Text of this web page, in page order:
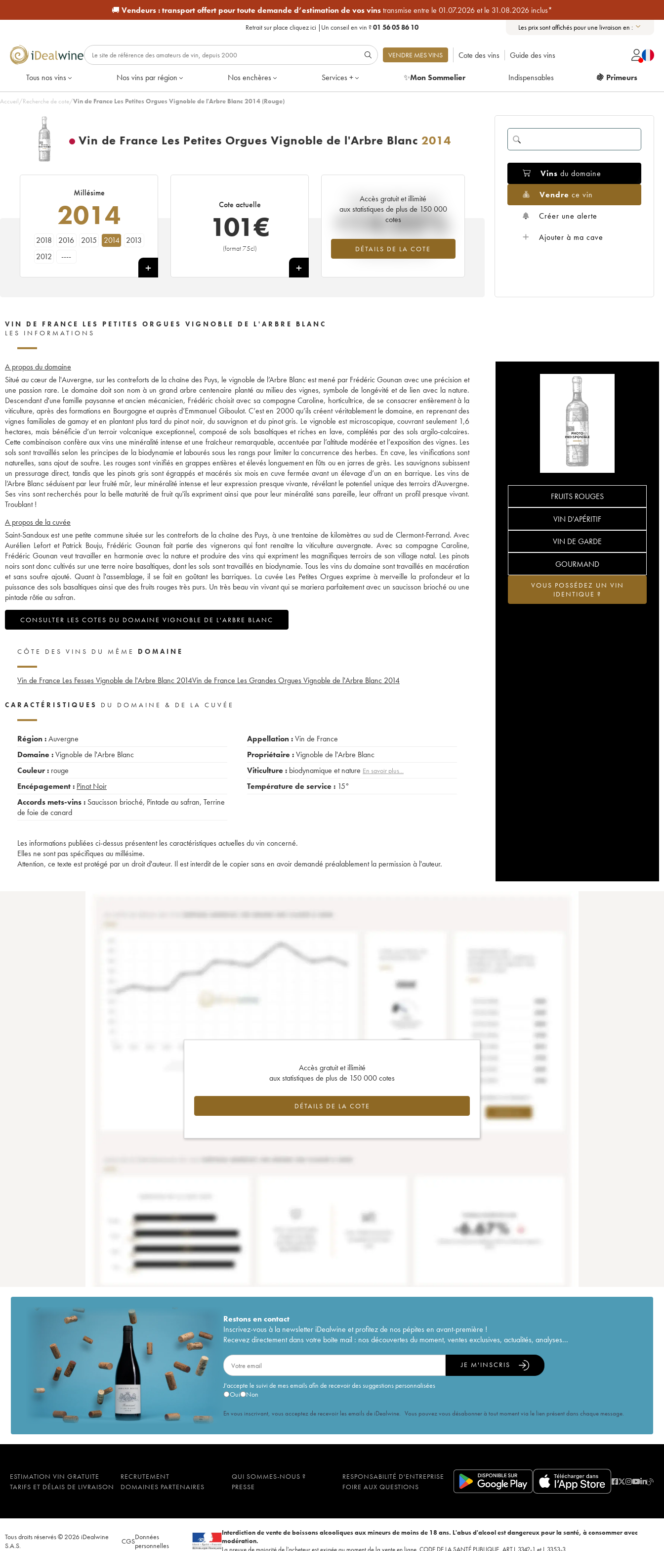
🚚 Vendeurs :transport offert pour toute demande d’estimation de vos vinstransmise entre le 01.07.2026 et le 31.08.2026 inclus*
Retrait sur place cliquez ici | Un conseil en vin ?01 56 05 86 10 Les prix sont affichés pour une livraison en :
VENDRE MES VINS Cote des vins Guide des vins
Tous nos vins Nos vins par région Nos enchères Services + ✨Mon Sommelier Indispensables 🍇 Primeurs
Accueil/Recherche de cote/Vin de France Les Petites Orgues Vignoble de l'Arbre Blanc 2014 (Rouge)
Vin de France Les Petites Orgues Vignoble de l'Arbre Blanc 2014
Millésime
2014
2018 2016 2015 2014
2013
2012
----
Cote actuelle
101€
(format 75cl)
+
Accès gratuit et illimité
aux statistiques de plus de 150 000
cotes
DÉTAILS DE LA COTE
Tendance actuelle de la cote
+14.03%
Tendance à la hausse du millésime 2014
en 2026 par rapport à 2025
Vins du domaine
Vendre ce vin
Créer une alerte
Ajouter à ma cave
VIN DE FRANCE LES PETITES ORGUES VIGNOBLE DE L'ARBRE BLANC
LES INFORMATIONS
A propos du domaine
Situé au cœur de l'Auvergne, sur les contreforts de la chaîne des Puys, le vignoble de l’Arbre Blanc est mené par Frédéric Gounan avec une précision et
une passion rare. Le domaine doit son nom à un grand arbre centenaire planté au milieu des vignes, symbole de longévité et de lien avec la nature.
Descendant d'une famille paysanne et ancien mécanicien, Frédéric choisit avec sa compagne Caroline, horticultrice, de se consacrer entièrement à la
viticulture, après des formations en Bourgogne et auprès d’Emmanuel Giboulot. C’est en 2000 qu’ils créent véritablement le domaine, en reprenant des
vignes familiales de gamay et en plantant plus tard du pinot noir, du sauvignon et du pinot gris. Le vignoble est microscopique, couvrant seulement 1,6
hectares, mais bénéficie d’un terroir volcanique exceptionnel, composé de sols basaltiques et riches en lave, complétés par des sols argilo-calcaires.
Cette combinaison confère aux vins une minéralité intense et une fraîcheur remarquable, accentuée par l’altitude modérée et l’exposition des vignes. Les
sols sont travaillés selon les principes de la biodynamie et labourés sous les rangs pour limiter la concurrence des herbes. En cave, les vinifications sont
naturelles, sans ajout de soufre. Les rouges sont vinifiés en grappes entières et élevés longuement en fûts ou en jarres de grès. Les sauvignons subissent
un pressurage direct, tandis que les pinots gris sont égrappés et macérés six mois en cuve fermée avant un élevage d’un an en barrique. Les vins de
l’Arbre Blanc séduisent par leur fruité mûr, leur minéralité intense et leur expression presque vivante, révélant le potentiel unique des terroirs d’Auvergne.
Ses vins sont recherchés pour la belle maturité de fruit qu'ils expriment ainsi que pour leur minéralité sans pareille, leur offrant un profil presque vivant.
Troublant !
A propos de la cuvée
Saint-Sandoux est une petite commune située sur les contreforts de la chaîne des Puys, à une trentaine de kilomètres au sud de Clermont-Ferrand. Avec
Aurélien Lefort et Patrick Bouju, Frédéric Gounan fait partie des vignerons qui font renaître la viticulture auvergnate. Avec sa compagne Caroline,
Frédéric Gounan veut travailler en harmonie avec la nature et produire des vins qui expriment les magnifiques terroirs de son village natal. Les pinots
noirs sont donc cultivés sur une terre noire basaltiques, dont les sols sont travaillés en biodynamie. Tous les vins du domaine sont travaillés en macération
et sans soufre ajouté. Quant à l'assemblage, il se fait en goûtant les barriques. La cuvée Les Petites Orgues exprime à merveille la profondeur et la
puissance des sols basaltiques ainsi que des fruits rouges très purs. Un très beau vin vivant qui se mariera parfaitement avec un saucisson brioché ou une
pintade rôtie au safran.
CONSULTER LES COTES DU DOMAINE VIGNOBLE DE L'ARBRE BLANC
FRUITS ROUGES
VIN D'APÉRITIF
VIN DE GARDE
GOURMAND
VOUS POSSÉDEZ UN VIN
IDENTIQUE ?
CÔTE DES VINS DU MÊME DOMAINE
Vin de France Les Fesses Vignoble de l'Arbre Blanc 2014Vin de France Les Grandes Orgues Vignoble de l'Arbre Blanc 2014
CARACTÉRISTIQUES DU DOMAINE & DE LA CUVÉE
Région :Auvergne
Domaine :Vignoble de l'Arbre Blanc
Couleur : rouge
Encépagement : Pinot Noir
Accords mets-vins : Saucisson brioché, Pintade au safran, Terrine
de foie de canard
Appellation :Vin de France
Propriétaire :Vignoble de l'Arbre Blanc
Viticulture : biodynamique et nature En savoir plus...
Température de service : 15°
Les informations publiées ci-dessus présentent les caractéristiques actuelles du vin concerné.
Elles ne sont pas spécifiques au millésime.
Attention, ce texte est protégé par un droit d'auteur. Il est interdit de le copier sans en avoir demandé préalablement la permission à l'auteur.
Accès gratuit et illimité
aux statistiques de plus de 150 000 cotes
DÉTAILS DE LA COTE
Restons encontact
Inscrivez-vous à la newsletter iDealwine et profitez de nos pépites en avant-première !
Recevez directement dans votre boîte mail : nos découvertes du moment, ventes exclusives, actualités, analyses...
J'accepte le suivi de mes emails afin de recevoir des suggestions personnalisées
Oui
Non
JE M'INSCRIS
En vous inscrivant, vous acceptez de recevoir les emails de iDealwine. Vous pouvez vous désabonner à tout moment via le lien présent dans chaque message.
ESTIMATION VIN GRATUITE RECRUTEMENT QUI SOMMES-NOUS ?
RESPONSABILITÉ D'ENTREPRISE
TARIFS ET DÉLAIS DE LIVRAISON
DOMAINES PARTENAIRES PRESSE FOIRE AUX QUESTIONS
Tous droits réservés © 2026 iDealwine
S.A.S.
CGSDonnées
personnelles
Interdiction de vente de boissons alcooliques aux mineurs de moins de 18 ans. L'abus d'alcool est dangereux pour la santé, à consommer avec
modération.
La preuve de majorité de l'acheteur est exigée au moment de la vente en ligne. CODE DE LA SANTÉ PUBLIQUE, ART.L.3342-1 et L.3353-3